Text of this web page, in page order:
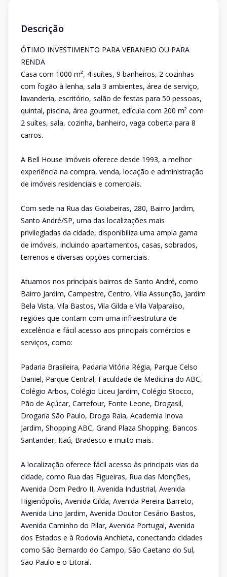
Descrição
ÓTIMO INVESTIMENTO PARA VERANEIO OU PARA
RENDA
Casa com 1000 m², 4 suítes, 9 banheiros, 2 cozinhas
com fogão à lenha, sala 3 ambientes, área de serviço,
lavanderia, escritório, salão de festas para 50 pessoas,
quintal, piscina, área gourmet, edícula com 200 m² com
2 suítes, sala, cozinha, banheiro, vaga coberta para 8
carros.
A Bell House Imóveis oferece desde 1993, a melhor
experiência na compra, venda, locação e administração
de imóveis residenciais e comerciais.
Com sede na Rua das Goiabeiras, 280, Bairro Jardim,
Santo André/SP, uma das localizações mais
privilegiadas da cidade, disponibiliza uma ampla gama
de imóveis, incluindo apartamentos, casas, sobrados,
terrenos e diversas opções comerciais.
Atuamos nos principais bairros de Santo André, como
Bairro Jardim, Campestre, Centro, Villa Assunção, Jardim
Bela Vista, Vila Bastos, Vila Gilda e Vila Valparaíso,
regiões que contam com uma infraestrutura de
excelência e fácil acesso aos principais comércios e
serviços, como:
Padaria Brasileira, Padaria Vitória Régia, Parque Celso
Daniel, Parque Central, Faculdade de Medicina do ABC,
Colégio Arbos, Colégio Liceu Jardim, Colégio Stocco,
Pão de Açúcar, Carrefour, Fonte Leone, Drogasil,
Drogaria São Paulo, Droga Raia, Academia Inova
Jardim, Shopping ABC, Grand Plaza Shopping, Bancos
Santander, Itaú, Bradesco e muito mais.
A localização oferece fácil acesso às principais vias da
cidade, como Rua das Figueiras, Rua das Monções,
Avenida Dom Pedro II, Avenida Industrial, Avenida
Higienópolis, Avenida Gilda, Avenida Pereira Barreto,
Avenida Lino Jardim, Avenida Doutor Cesário Bastos,
Avenida Caminho do Pilar, Avenida Portugal, Avenida
dos Estados e à Rodovia Anchieta, conectando cidades
como São Bernardo do Campo, São Caetano do Sul,
São Paulo e o Litoral.